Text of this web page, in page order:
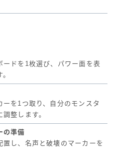
ードを1枚選び、パワー面を表
を1つ取り、自分のモンスタ
整します。
の準備
置し、名声と破壊のマーカーを